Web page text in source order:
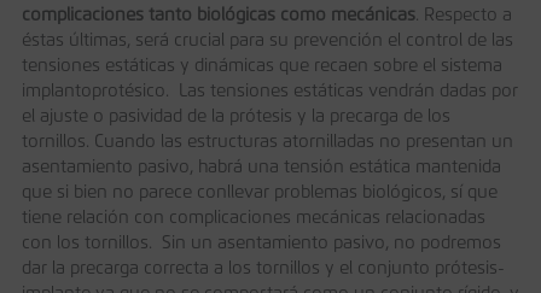
complicaciones tanto biológicas como mecánicas. Respecto a
éstas últimas, será crucial para su prevención el control de las
tensiones estáticas y dinámicas que recaen sobre el sistema
implantoprotésico. Las tensiones estáticas vendrán dadas por
el ajuste o pasividad de la prótesis y la precarga de los
tornillos. Cuando las estructuras atornilladas no presentan un
asentamiento pasivo, habrá una tensión estática mantenida
que si bien no parece conllevar problemas biológicos, sí que
tiene relación con complicaciones mecánicas relacionadas
con los tornillos. Sin un asentamiento pasivo, no podremos
dar la precarga correcta a los tornillos y el conjunto prótesis-